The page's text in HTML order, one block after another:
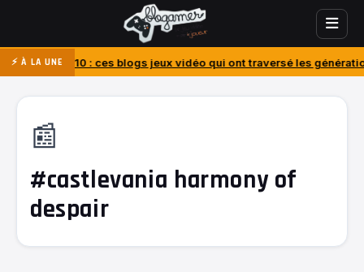
⚡ À LA UNE
: ces blogs jeux vidéo qui ont traversé les générationsJ’ai
📰
#castlevania harmony of
despair